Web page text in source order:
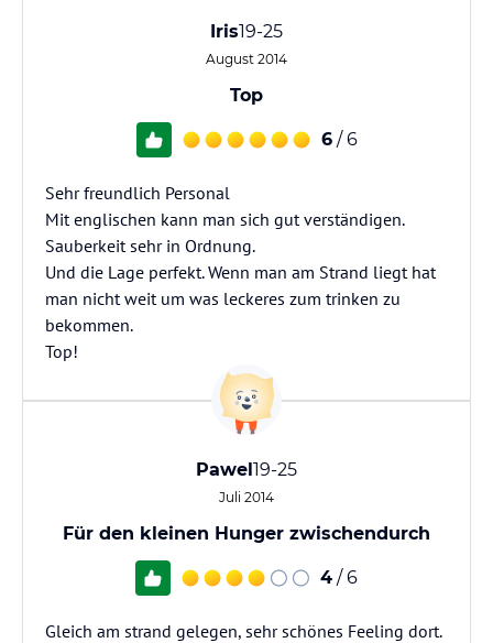
Iris19-25
August 2014
Top
6 / 6
Sehr freundlich Personal
Mit englischen kann man sich gut verständigen.
Sauberkeit sehr in Ordnung.
Und die Lage perfekt. Wenn man am Strand liegt hat
man nicht weit um was leckeres zum trinken zu
bekommen.
Top!
Pawel19-25
Juli 2014
Für den kleinen Hunger zwischendurch
4 / 6
Gleich am strand gelegen, sehr schönes Feeling dort.